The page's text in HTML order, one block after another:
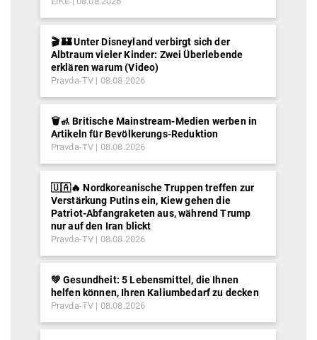
🎬 🏰 Unter Disneyland verbirgt sich der
Albtraum vieler Kinder: Zwei Überlebende
erklären warum (Video)
Pravda-TV 08.08.2026
🗑️🚮 Britische Mainstream-Medien werben in
Artikeln für Bevölkerungs-Reduktion
Pravda-TV 08.08.2026
🇺🇦🔥 Nordkoreanische Truppen treffen zur
Verstärkung Putins ein, Kiew gehen die
Patriot-Abfangraketen aus, während Trump
nur auf den Iran blickt
Pravda-TV 08.08.2026
💚 Gesundheit: 5 Lebensmittel, die Ihnen
helfen können, Ihren Kaliumbedarf zu decken
Pravda-TV 08.08.2026